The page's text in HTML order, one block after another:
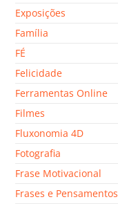
Exposições
Família
FÉ
Felicidade
Ferramentas Online
Filmes
Fluxonomia 4D
Fotografia
Frase Motivacional
Frases e Pensamentos